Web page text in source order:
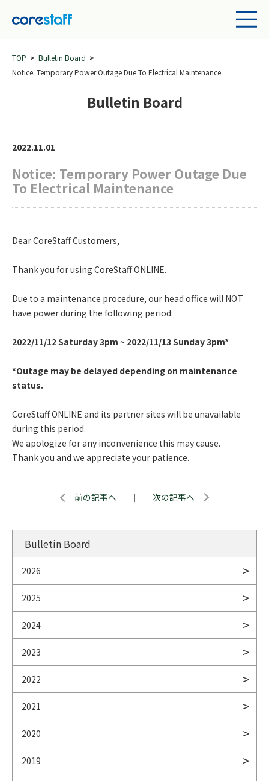
TOP
Bulletin Board
Notice: Temporary Power Outage Due To Electrical Maintenance
Bulletin Board
2022.11.01
Notice: Temporary Power Outage Due
To Electrical Maintenance
Dear CoreStaff Customers,
Thank you for using CoreStaff ONLINE.
Due to a maintenance procedure, our head office will NOT
have power during the following period:
2022/11/12 Saturday 3pm ~ 2022/11/13 Sunday 3pm*
*Outage may be delayed depending on maintenance
status.
CoreStaff ONLINE and its partner sites will be unavailable
during this period.
We apologize for any inconvenience this may cause.
Thank you and we appreciate your patience.
前の記事へ ｜ 次の記事へ
Bulletin Board
2026
2025
2024
2023
2022
2021
2020
2019